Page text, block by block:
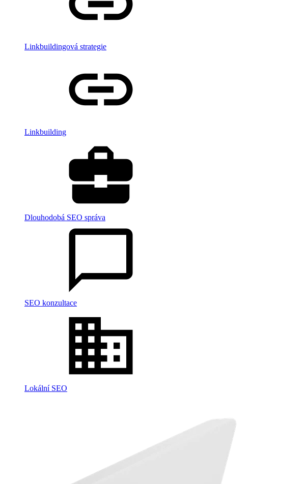
Linkbuildingová strategie
Linkbuilding
Dlouhodobá SEO správa
SEO konzultace
Lokální SEO